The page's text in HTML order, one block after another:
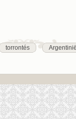
torrontés